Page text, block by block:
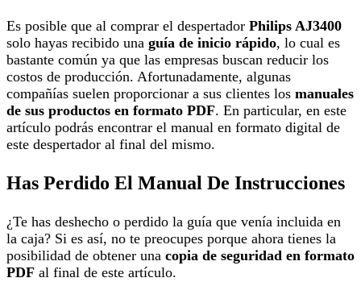
Es posible que al comprar el despertador Philips AJ3400
solo hayas recibido una guía de inicio rápido, lo cual es
bastante común ya que las empresas buscan reducir los
costos de producción. Afortunadamente, algunas
compañías suelen proporcionar a sus clientes los manuales
de sus productos en formato PDF. En particular, en este
artículo podrás encontrar el manual en formato digital de
este despertador al final del mismo.
Has Perdido El Manual De Instrucciones
¿Te has deshecho o perdido la guía que venía incluida en
la caja? Si es así, no te preocupes porque ahora tienes la
posibilidad de obtener una copia de seguridad en formato
PDF al final de este artículo.